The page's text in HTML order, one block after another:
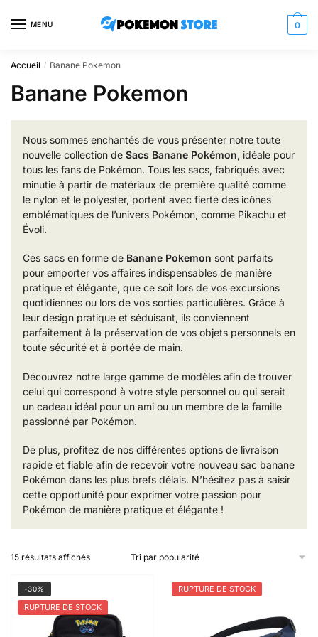
MENU 0
Accueil / Banane Pokemon
Banane Pokemon
Nous sommes enchantés de vous présenter notre toute
nouvelle collection de Sacs Banane Pokémon, idéale pour
tous les fans de Pokémon. Tous les sacs, fabriqués avec
minutie à partir de matériaux de première qualité comme
le nylon et le polyester, portent avec fierté des icônes
emblématiques de l’univers Pokémon, comme Pikachu et
Évoli.
Ces sacs en forme de Banane Pokemon sont parfaits
pour emporter vos affaires indispensables de manière
pratique et élégante, que ce soit lors de vos excursions
quotidiennes ou lors de vos sorties particulières. Grâce à
leur design pratique et séduisant, ils conviennent
parfaitement à la préservation de vos objets personnels en
toute sécurité et à portée de main.
Découvrez notre large gamme de modèles afin de trouver
celui qui correspond à votre style personnel ou qui serait
un cadeau idéal pour un ami ou un membre de la famille
passionné par Pokémon.
De plus, profitez de nos différentes options de livraison
rapide et fiable afin de recevoir votre nouveau sac banane
Pokémon dans les plus brefs délais. N’hésitez pas à saisir
cette opportunité pour exprimer votre passion pour
Pokémon de manière pratique et élégante !
15 résultats affichésTrié
-30%
RUPTURE DE STOCK
RUPTURE DE STOCK